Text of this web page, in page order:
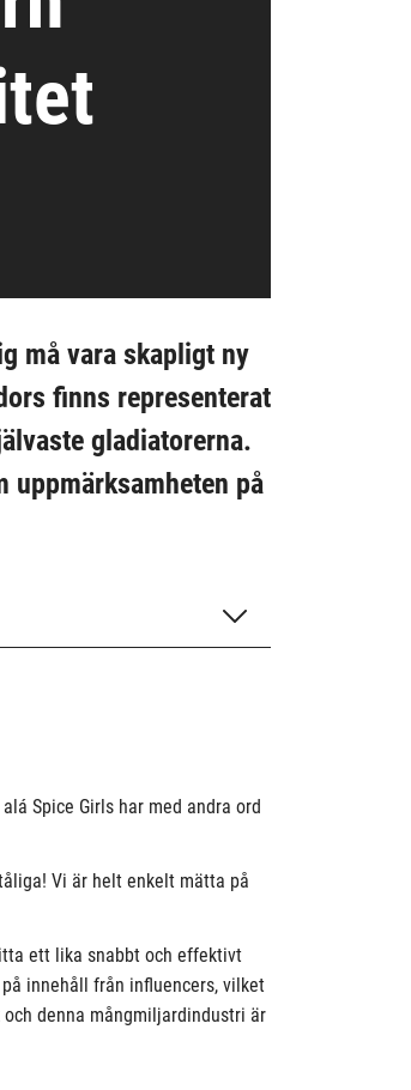
må vara skapligt ny
finns representerat
gladiatorerna.
uppmärksamheten på
Spice Girls har med andra ord
Vi är helt enkelt mätta på
ett lika snabbt och effektivt
innehåll från influencers, vilket
denna mångmiljardindustri är